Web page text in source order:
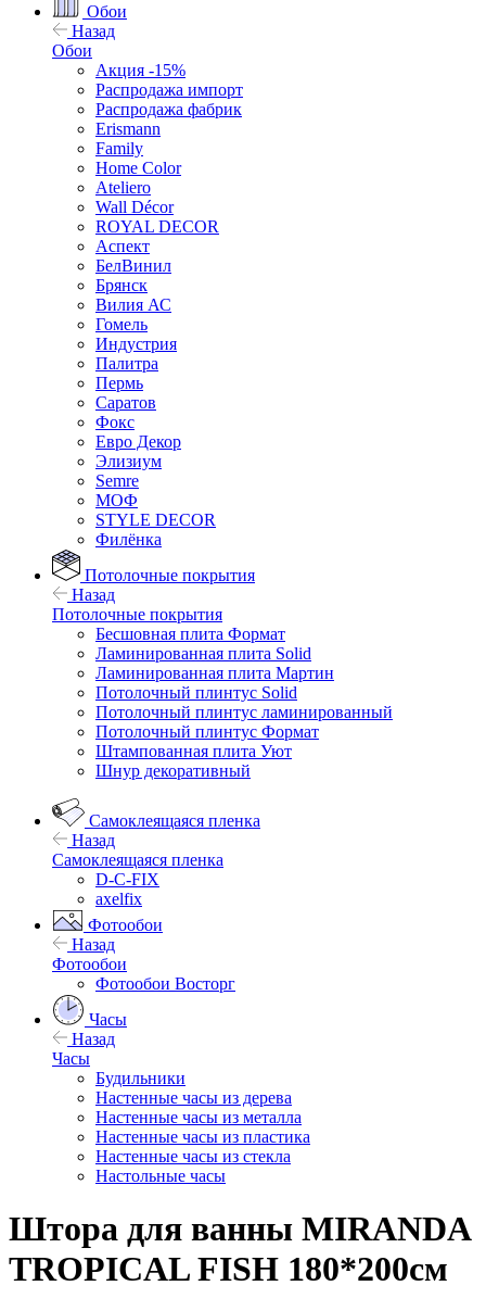
Обои
Назад
Обои
Акция -15%
Распродажа импорт
Распродажа фабрик
Erismann
Family
Home Color
Ateliero
Wall Décor
ROYAL DECOR
Аспект
БелВинил
Брянск
Вилия АС
Гомель
Индустрия
Палитра
Пермь
Саратов
Фокс
Евро Декор
Элизиум
Semre
МОФ
STYLE DECOR
Филёнка
Потолочные покрытия
Назад
Потолочные покрытия
Бесшовная плита Формат
Ламинированная плита Solid
Ламинированная плита Мартин
Потолочный плинтус Solid
Потолочный плинтус ламинированный
Потолочный плинтус Формат
Штампованная плита Уют
Шнур декоративный
Самоклеящаяся пленка
Назад
Самоклеящаяся пленка
D-C-FIX
axelfix
Фотообои
Назад
Фотообои
Фотообои Восторг
Часы
Назад
Часы
Будильники
Настенные часы из дерева
Настенные часы из металла
Настенные часы из пластика
Настенные часы из стекла
Настольные часы
Штора для ванны MIRANDA
TROPICAL FISH 180*200см